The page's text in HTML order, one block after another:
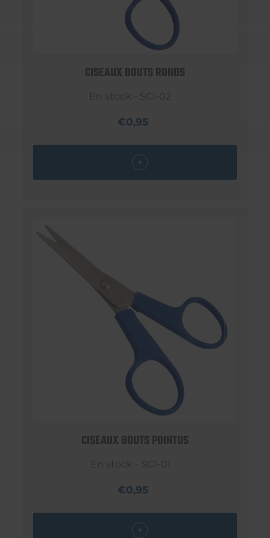
CISEAUX BOUTS RONDS
En stock - SCI-02
€0,95
CISEAUX BOUTS POINTUS
En stock - SCI-01
€0,95